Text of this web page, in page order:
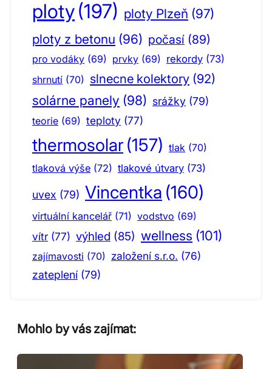
ploty(197) ploty Plzeň (97)
ploty z betonu (96) počasí (89)
pro vodáky (69) prvky (69) rekordy (73)
shrnutí (70) slnecne kolektory (92)
solárne panely (98) srážky (79)
teorie (69) teploty (77)
thermosolar (157) tlak (70)
tlaková výše (72) tlakové útvary (73)
uvex (79) Vincentka (160)
virtuální kancelář (71) vodstvo (69)
vítr (77) výhled (85) wellness (101)
zajímavosti (70) založení s.r.o. (76)
zateplení (79)
Mohlo by vás zajímat: